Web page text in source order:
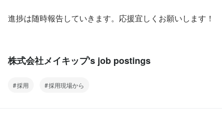
進捗は随時報告していきます。応援宜しくお願いします！
株式会社メイキップ's job postings
採用 採用現場から